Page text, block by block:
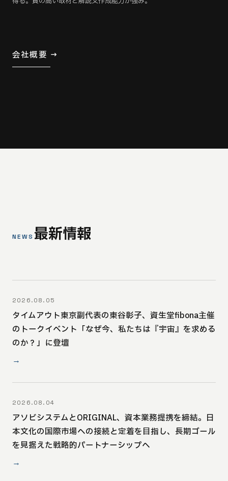
会社概要 →
NEWS 最新情報
2026.08.05
タイムアウト東京副代表の東谷彰子、資生堂fibona主催
のトークイベント「なぜ今、私たちは『宇宙』を求める
のか？」に登壇
→
2026.08.04
アソビシステムとORIGINAL、資本業務提携を締結。日
本文化の国際市場への接続と定着を目指し、長期ゴール
を見据えた戦略的パートナーシップへ
→